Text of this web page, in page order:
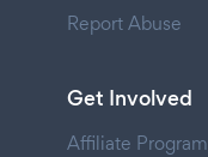
Report Abuse
Get Involved
Affiliate Program